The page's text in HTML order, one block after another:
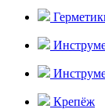
Крепёж